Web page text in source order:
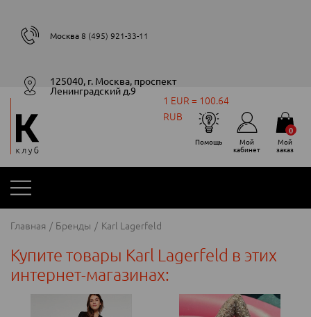
125040, г. Москва, проспект
Ленинградский д.9
Москва 8 (495) 921-33-11
1 EUR = 100.64
RUB
Помощь Мой
кабинет
Мой
заказ
0
Главная Бренды Karl Lagerfeld
Купите товары Karl Lagerfeld в этих
интернет-магазинах: